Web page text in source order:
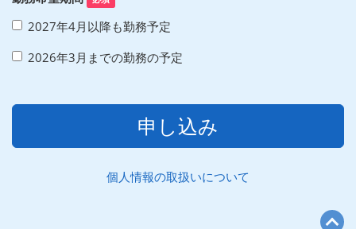
2027年4月以降も勤務予定
2026年3月までの勤務の予定
申し込み
個人情報の取扱いについて